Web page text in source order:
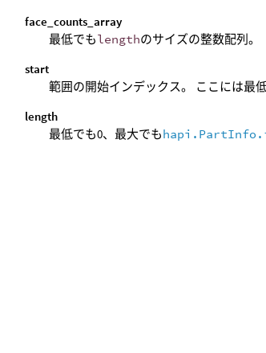
face_counts_array
最低でもlengthのサイズの整数配列。
start
範囲の開始インデックス。 ここには最
length
最低でも0、最大でも